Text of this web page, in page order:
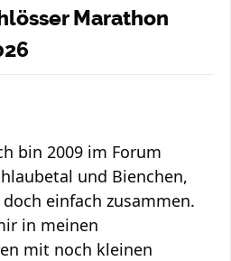
Marathon
bin 2009 im Forum
und Bienchen,
einfach zusammen.
in meinen
mit noch kleinen